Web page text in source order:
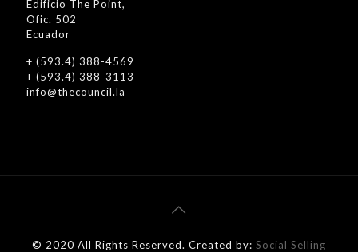
Edificio The Point,
Ofic. 502
Ecuador
+ (593.4) 388-4569
+ (593.4) 388-3113
info@thecouncil.la
© 2020 All Rights Reserved. Created by: Social Selling